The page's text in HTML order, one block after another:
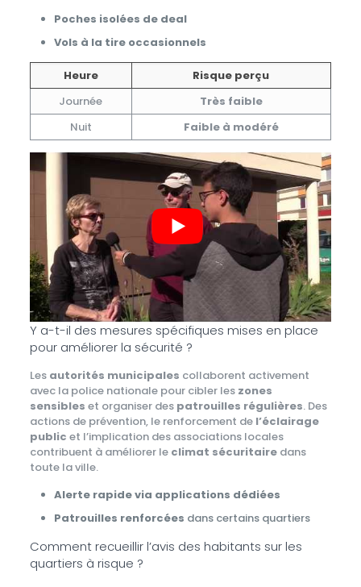
Poches isolées de deal
Vols à la tire occasionnels
Heure
Risque perçu
Journée
Très faible
Nuit
Faible à modéré
Y a-t-il des mesures spécifiques mises en place
pour améliorer la sécurité ?
Les autorités municipales collaborent activement
avec la police nationale pour cibler les zones
sensibles et organiser des patrouilles régulières. Des
actions de prévention, le renforcement de l’éclairage
public et l’implication des associations locales
contribuent à améliorer le climat sécuritairedans
toute la ville.
Alerte rapide via applications dédiées
Patrouilles renforcées dans certains quartiers
Comment recueillir l’avis des habitants sur les
quartiers à risque ?